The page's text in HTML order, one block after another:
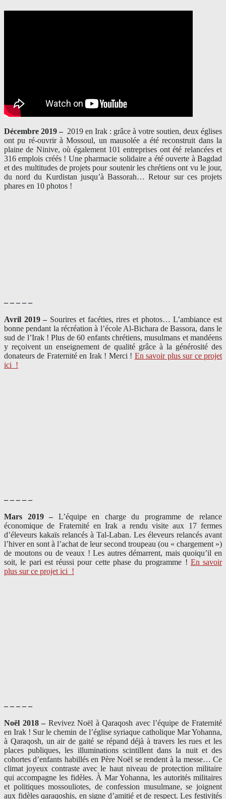
Décembre 2019 – 2019 en Irak : grâce à votre soutien, deux églises
ont pu ré-ouvrir à Mossoul, un mausolée a été reconstruit dans la
plaine de Ninive, où également 101 entreprises ont été relancées et
316 emplois créés ! Une pharmacie solidaire a été ouverte à Bagdad
et des multitudes de projets pour soutenir les chrétiens ont vu le jour,
du nord du Kurdistan jusqu’à Bassorah… Retour sur ces projets
phares en 10 photos !
– – – – –
Avril 2019 – Sourires et facéties, rires et photos… L’ambiance est
bonne pendant la récréation à l’école Al-Bichara de Bassora, dans le
sud de l’Irak ! Plus de 60 enfants chrétiens, musulmans et mandéens
y reçoivent un enseignement de qualité grâce à la générosité des
donateurs de Fraternité en Irak ! Merci ! En savoir plus sur ce projet
ici !
– – – – –
Mars 2019 – L’équipe en charge du programme de relance
économique de Fraternité en Irak a rendu visite aux 17 fermes
d’éleveurs kakaïs relancés à Tal-Laban. Les éleveurs relancés avant
l’hiver en sont à l’achat de leur second troupeau (ou « chargement »)
de moutons ou de veaux ! Les autres démarrent, mais quoiqu’il en
soit, le pari est réussi pour cette phase du programme ! En savoir
plus sur ce projet ici !
– – – – –
Noël 2018 – Revivez Noël à Qaraqosh avec l’équipe de Fraternité
en Irak ! Sur le chemin de l’église syriaque catholique Mar Yohanna,
à Qaraqosh, un air de gaité se répand déjà à travers les rues et les
places publiques, les illuminations scintillent dans la nuit et des
cohortes d’enfants habillés en Père Noël se rendent à la messe… Ce
climat joyeux contraste avec le haut niveau de protection militaire
qui accompagne les fidèles. À Mar Yohanna, les autorités militaires
et politiques mossouliotes, de confession musulmane, se joignent
aux fidèles qaraqoshis, en signe d’amitié et de respect. Les festivités